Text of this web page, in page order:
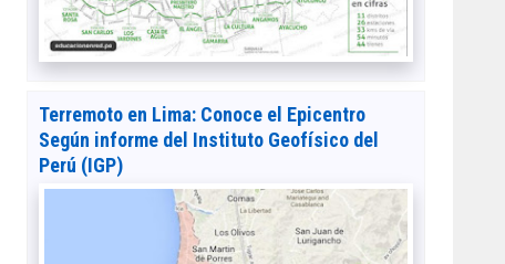
Terremoto en Lima: Conoce el Epicentro
Según informe del Instituto Geofísico del
Perú (IGP)